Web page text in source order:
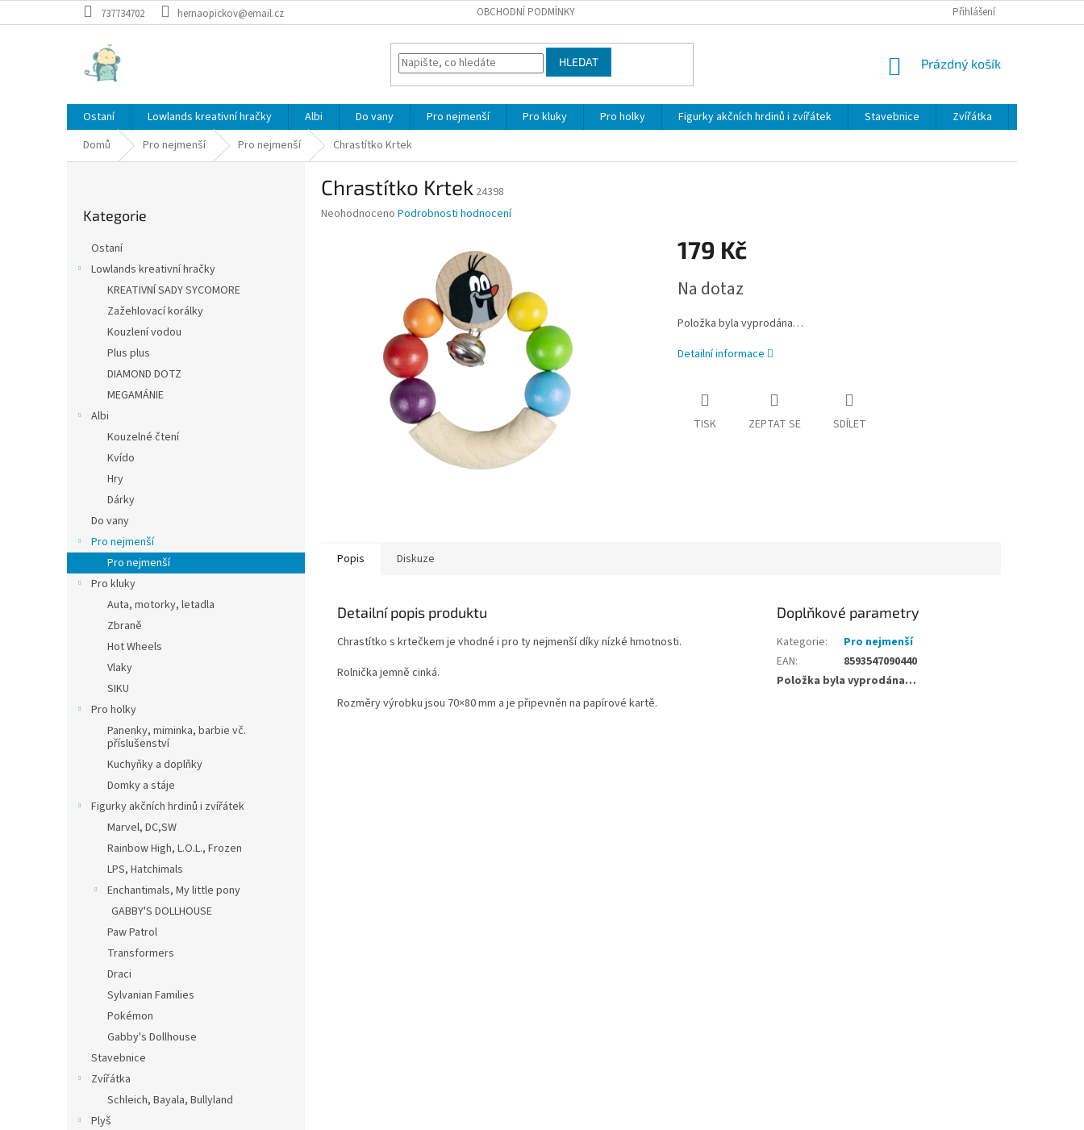
na
737734702 hernaopickov@email.cz OBCHODNÍ PODMÍNKY Přihlášení
HLEDAT
NÁKUPNÍ
Prázdný košík
Ostaní Lowlands kreativní hračky Albi Do vany Pro nejmenší Pro kluky Pro holky Figurky akčních hrdinů i zvířátek Stavebnice Zvířátka
Domů
Pro nejmenší Pro nejmenší Chrastítko Krtek
kategorie
Kategorie
Ostaní
Lowlands kreativní hračky
KREATIVNÍ SADY SYCOMORE
Zažehlovací korálky
Kouzlení vodou
Plus plus
DIAMOND DOTZ
MEGAMÁNIE
Albi
Kouzelné čtení
Kvído
Hry
Dárky
Do vany
Pro nejmenší
Pro nejmenší
Pro kluky
Auta, motorky, letadla
Zbraně
Hot Wheels
Vlaky
SIKU
Pro holky
Panenky, miminka, barbie vč.
příslušenství
Kuchyňky a doplňky
Domky a stáje
Figurky akčních hrdinů i zvířátek
Marvel, DC,SW
Rainbow High, L.O.L., Frozen
LPS, Hatchimals
Enchantimals, My little pony
GABBY'S DOLLHOUSE
Paw Patrol
Transformers
Draci
Sylvanian Families
Pokémon
Gabby's Dollhouse
Stavebnice
Zvířátka
Schleich, Bayala, Bullyland
Plyš
Chrastítko Krtek 24398
Průměrné
Neohodnoceno Podrobnosti hodnocení
179 Kč
cena:
Na dotaz
Položka byla vyprodána…
Detailní informace
TISK ZEPTAT SE SDÍLET
Popis Diskuze
Detailní popis produktu
Chrastítko s krtečkem je vhodné i pro ty nejmenší díky nízké hmotnosti.
Rolnička jemně cinká.
Rozměry výrobku jsou 70×80 mm a je připevněn na papírové kartě.
Doplňkové parametry
Kategorie:
Pro nejmenší
EAN:
8593547090440
Položka byla vyprodána…